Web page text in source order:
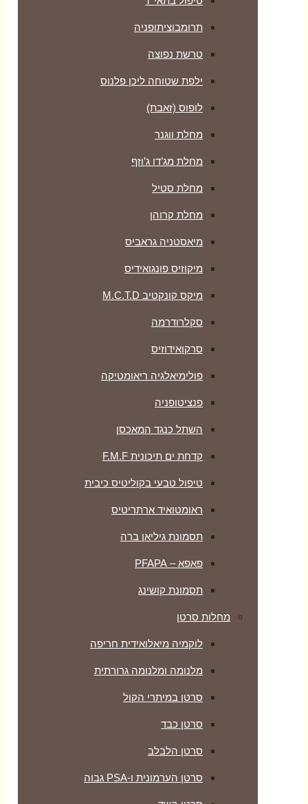
תרומבוציתופניה
טרשת נפוצה
ילפת שטוחה ליכן פלנוס
לופוס (זאבת)
מחלת ווגנר
מחלת מג’דו ג’וזף
מחלת סטיל
מחלת קרוהן
מיאסטניה גראביס
מיקוזיס פונגואידיס
מיקס קונקטיב M.C.T.D
סקלרודרמה
סרקואידוזיס
פולימיאלגיה ריאומטיקה
‏פנציטופניה
השתל כנגד המאכסן
קדחת ים תיכונית F.M.F
טיפול טבעי בקוליטיס כיבית
ראומטואיד ארתריטיס
תסמונת גיליאן ברה
פאפא – PFAPA
תסמונת קושינג
מחלות סרטן
לוקמיה מיאלואידית חריפה
מלנומה ומלנומה גרורתית
סרטן במיתרי הקול
סרטן כבד
סרטן הלבלב
סרטן הערמונית ו-PSA גבוה